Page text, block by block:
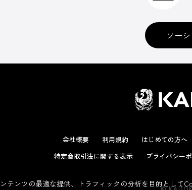
ソー
会社概要 利用規約 はじめての方へ
特定商取引法に関する表示
プライバシー
テンツの最適な提供、トラフィックの分析を目的として